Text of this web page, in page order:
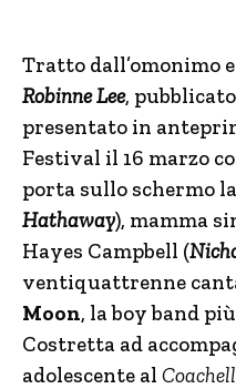
Tratto dall’omonimo
Robinne Lee,
presentato in
Festival il 16 marzo
porta sullo schermo
Hathaway), mamma
Hayes Campbell (
ventiquattrenne
Moon, la boy band
Costretta ad
adolescente al